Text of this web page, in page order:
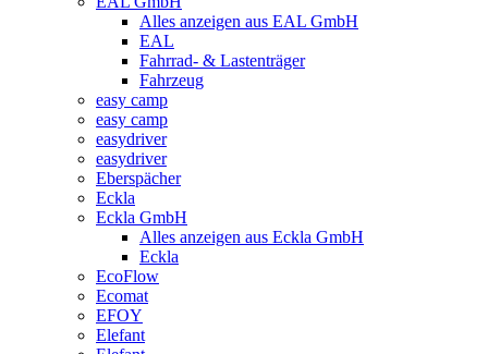
Alles anzeigen aus EAL GmbH
EAL
Fahrrad- & Lastenträger
Fahrzeug
easy camp
easy camp
easydriver
easydriver
Eberspächer
Eckla
Eckla GmbH
Alles anzeigen aus Eckla GmbH
Eckla
EcoFlow
Ecomat
EFOY
Elefant